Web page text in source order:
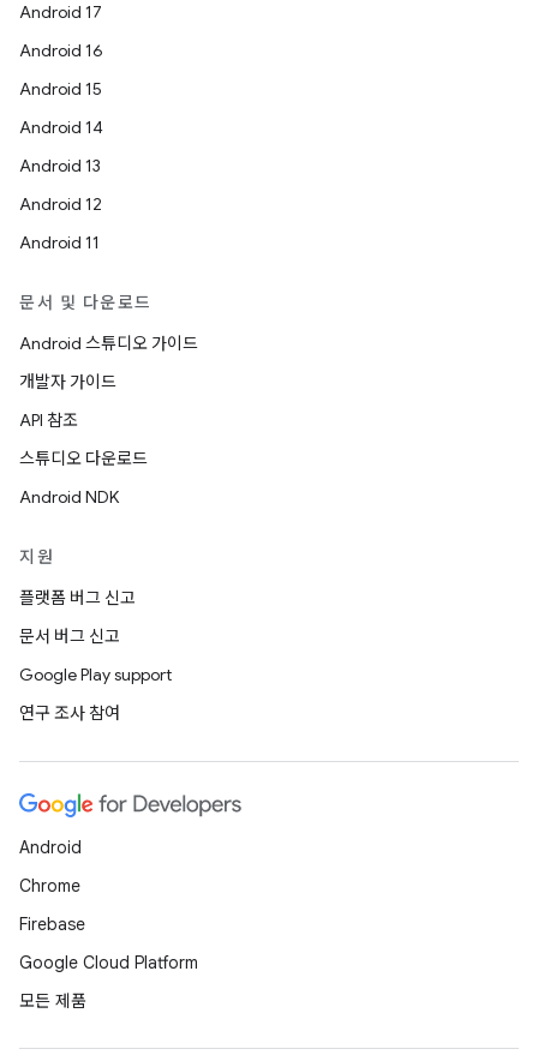
Android 17
Android 16
Android 15
Android 14
Android 13
Android 12
Android 11
문서 및 다운로드
Android 스튜디오 가이드
개발자 가이드
API 참조
스튜디오 다운로드
Android NDK
지원
플랫폼 버그 신고
문서 버그 신고
Google Play support
연구 조사 참여
Android
Chrome
Firebase
Google Cloud Platform
모든 제품